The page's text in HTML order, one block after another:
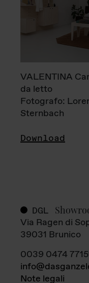
VALENTINA
da letto
Fotografo:
Sternbach
Download
DGL
Via Ragen di
39031 Brunico
0039 0474
Note legali